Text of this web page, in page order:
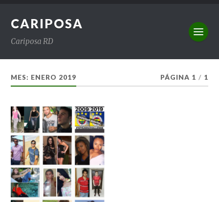
CARIPOSA
Cariposa RD
MES: ENERO 2019 PÁGINA 1 / 1